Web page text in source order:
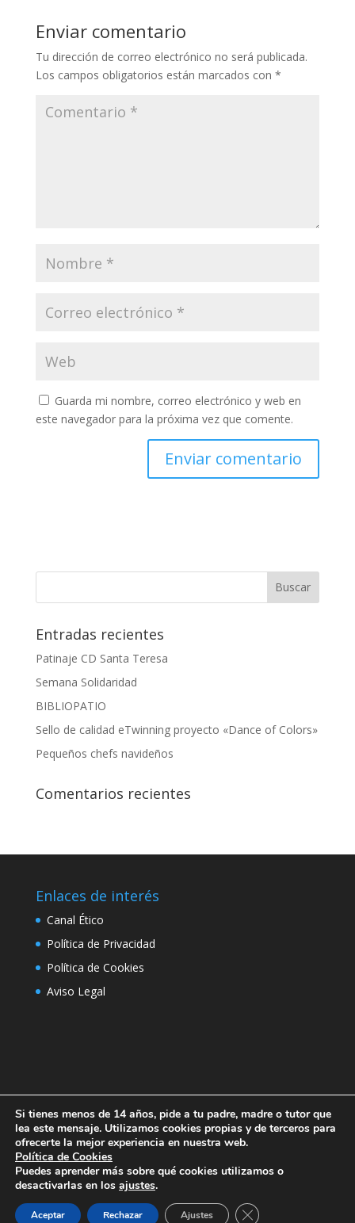
Enviar comentario
Tu dirección de correo electrónico no será publicada.
Los campos obligatorios están marcados con *
Guarda mi nombre, correo electrónico y web en
este navegador para la próxima vez que comente.
Entradas recientes
Patinaje CD Santa Teresa
Semana Solidaridad
BIBLIOPATIO
Sello de calidad eTwinning proyecto «Dance of Colors»
Pequeños chefs navideños
Comentarios recientes
Enlaces de interés
Canal Ético
Política de Privacidad
Política de Cookies
Aviso Legal
FUNDACIÓN EDUCATIVA ÁNGELES GALINO –
Si tienes menos de 14 años, pide a tu padre, madre o tutor que
lea este mensaje. Utilizamos cookies propias y de terceros para
ofrecerte la mejor experiencia en nuestra web.
Política de Cookies
Puedes aprender más sobre qué cookies utilizamos o
desactivarlas en los ajustes.
Aceptar Rechazar Ajustes Cerrar el banner de